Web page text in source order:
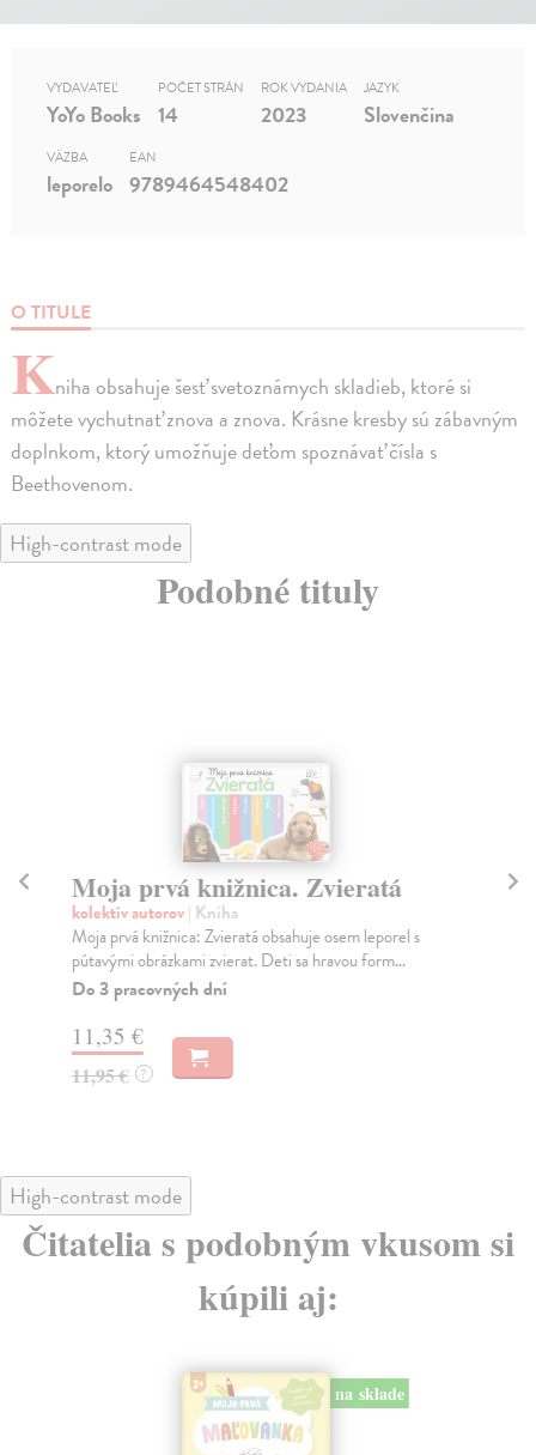
O TITULE
Kniha obsahuje šesť svetoznámych skladieb, ktoré si
môžete vychutnať znova a znova. Krásne kresby sú zábavným
doplnkom, ktorý umožňuje deťom spoznávať čísla s
Beethovenom.
VYDAVATEĽ
YoYo Books
POČET STRÁN
14
ROK VYDANIA
2023
JAZYK
Slovenčina
VÄZBA
leporelo
EAN
9789464548402
High-contrast mode
Podobné tituly
Moja prvá knižnica. Zvieratá
kolektív autorov| Kniha
Moja prvá knižnica: Zvieratá obsahuje osem leporel s
pútavými obrázkami zvierat. Deti sa hravou form...
Do 3 pracovných dní
11,35 €
11,95 € ?
High-contrast mode
Čitatelia s podobným vkusom si
kúpili aj:
na sklade